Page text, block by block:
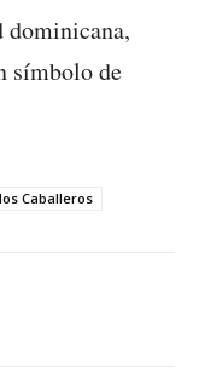
dominicana,
símbolo de
Caballeros